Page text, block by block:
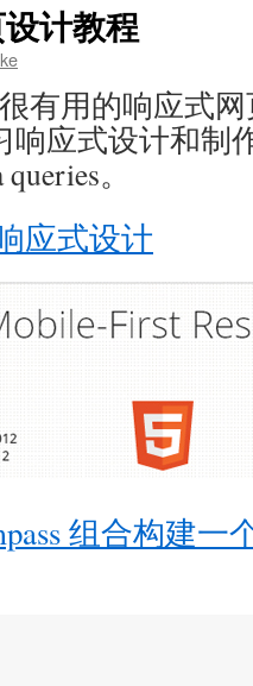
计教程
有用的响应式
响应式设计和制
。
应式设计
组合构建